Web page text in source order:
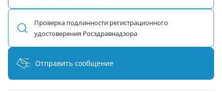
Проверка подлинности регистрационного
удостоверения Росздравнадзора
Отправить сообщение